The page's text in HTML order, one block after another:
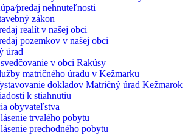
nehnuteľnosti
zákon
realít v našej obci
pozemkov v našej obci
úrad
v obci Rakúsy
matričného úradu v Kežmarku
dokladov Matričný úrad Kežmarok
k stiahnutiu
obyvateľstva
trvalého pobytu
prechodného pobytu